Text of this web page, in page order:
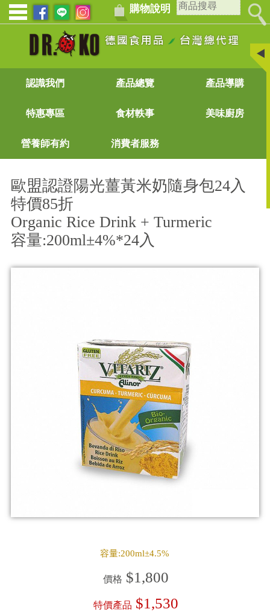
購物說明
認識我們 產品總覽 產品導購
特惠專區 食材軼事 美味廚房
營養師有約 消費者服務
歐盟認證陽光薑黃米奶隨身包24入
特價85折
Organic Rice Drink + Turmeric
容量:200ml±4%*24入
容量:200ml±4.5%
價格 $1,800
特價產品 $1,530